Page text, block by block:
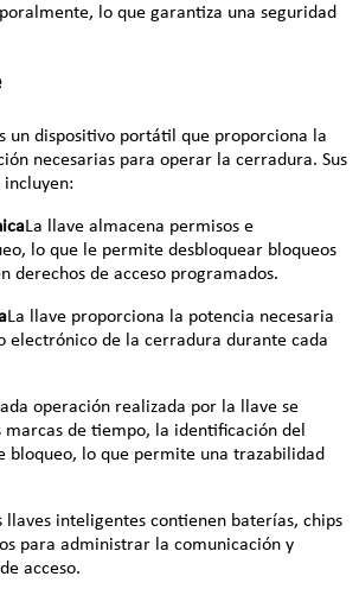
lo que garantiza una seguridad
un dispositivo portátil que proporciona la
necesarias para operar la cerradura. Sus
incluyen:
La llave almacena permisos e
lo que le permite desbloquear bloqueos
derechos de acceso programados.
La llave proporciona la potencia necesaria
electrónico de la cerradura durante cada
operación realizada por la llave se
de tiempo, la identificación del
bloqueo, lo que permite una trazabilidad
llaves inteligentes contienen baterías, chips
para administrar la comunicación y
acceso.